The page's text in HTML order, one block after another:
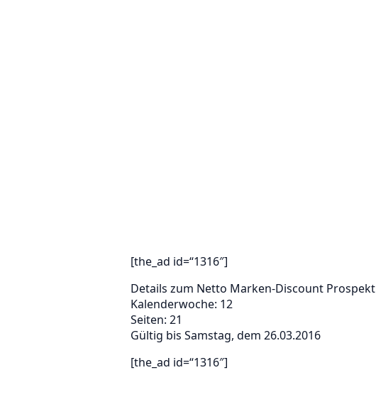
[the_ad id=“1316″]
Details zum Netto Marken-Discount Prospekt
Kalenderwoche: 12
Seiten: 21
Gültig bis Samstag, dem 26.03.2016
[the_ad id=“1316″]